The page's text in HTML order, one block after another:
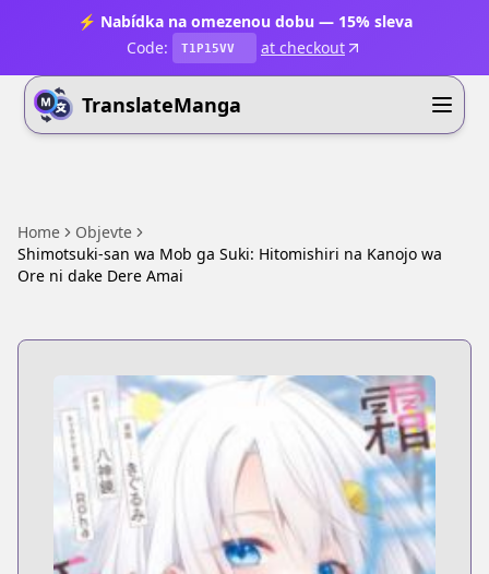
⚡ Nabídka na omezenou dobu — 15% sleva
Code:
T1P15VV at checkout
TranslateManga
Home
Objevte
Shimotsuki-san wa Mob ga Suki: Hitomishiri na Kanojo wa
Ore ni dake Dere Amai